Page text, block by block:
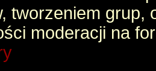
tworzeniem grup,
moderacji na